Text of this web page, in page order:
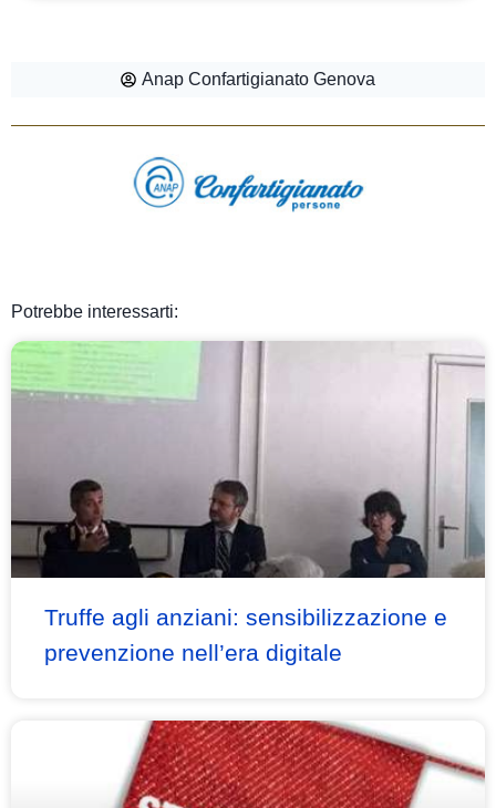
Anap Confartigianato Genova
Potrebbe interessarti:
Truffe agli anziani: sensibilizzazione e
prevenzione nell’era digitale